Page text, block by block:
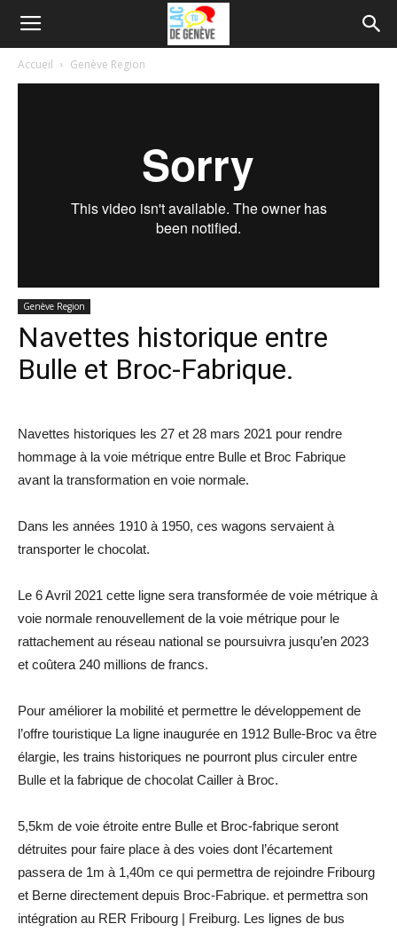
Accueil Genève Region
Genève Region
Navettes historique entre
Bulle et Broc-Fabrique.
Navettes historiques les 27 et 28 mars 2021 pour rendre
hommage à la voie métrique entre Bulle et Broc Fabrique
avant la transformation en voie normale.
Dans les années 1910 à 1950, ces wagons servaient à
transporter le chocolat.
Le 6 Avril 2021 cette ligne sera transformée de voie métrique à
voie normale renouvellement de la voie métrique pour le
rattachement au réseau national se poursuivra jusqu’en 2023
et coûtera 240 millions de francs.
Pour améliorer la mobilité et permettre le développement de
l’offre touristique La ligne inaugurée en 1912 Bulle-Broc va être
élargie, les trains historiques ne pourront plus circuler entre
Bulle et la fabrique de chocolat Cailler à Broc.
5,5km de voie étroite entre Bulle et Broc-fabrique seront
détruites pour faire place à des voies dont l’écartement
passera de 1m à 1,40m ce qui permettra de rejoindre Fribourg
et Berne directement depuis Broc-Fabrique. et permettra son
intégration au RER Fribourg | Freiburg. Les lignes de bus